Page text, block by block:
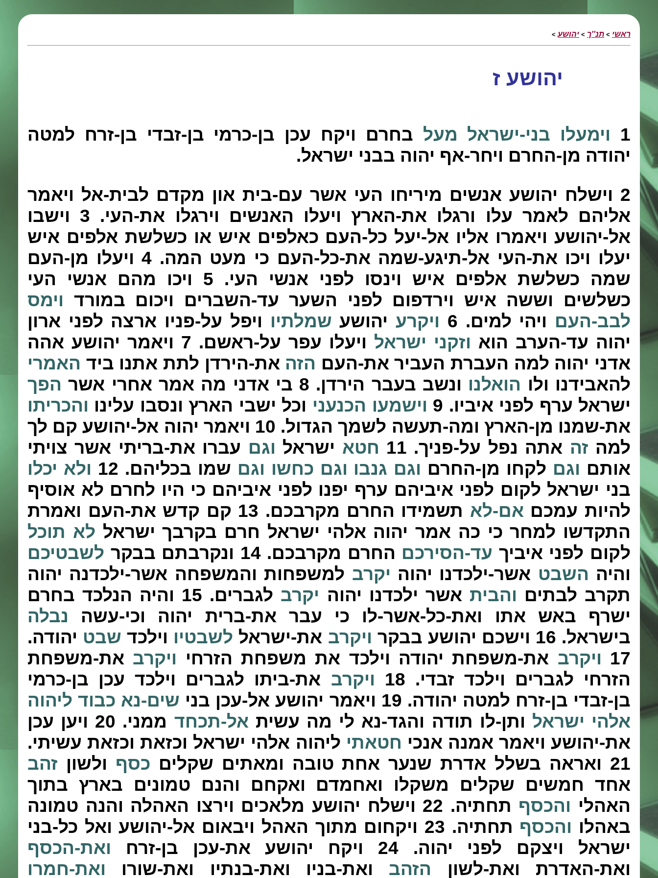
ראשי > תנ''ך > יהושע>
יהושע ז
1 וימעלו בני-ישראל מעל בחרם ויקח עכן בן-כרמי בן-זבדי בן-זרח למטה
יהודה מן-החרם ויחר-אף יהוה בבני ישראל.
2 וישלח יהושע אנשים מיריחו העי אשר עם-בית און מקדם לבית-אל ויאמר
אליהם לאמר עלו ורגלו את-הארץ ויעלו האנשים וירגלו את-העי. 3 וישבו
אל-יהושע ויאמרו אליו אל-יעל כל-העם כאלפים איש או כשלשת אלפים איש
יעלו ויכו את-העי אל-תיגע-שמה את-כל-העם כי מעט המה. 4ויעלו מן-העם
שמה כשלשת אלפים איש וינסו לפני אנשי העי. 5 ויכו מהם אנשי העי
כשלשים וששה איש וירדפום לפני השער עד-השברים ויכום במורד וימס
לבב-העם ויהי למים. 6 ויקרעיהושע שמלתיו ויפל על-פניו ארצה לפני ארון
יהוה עד-הערב הוא וזקני ישראל ויעלו עפר על-ראשם. 7 ויאמר יהושע אהה
אדני יהוה למה העברת העביר את-העם הזה את-הירדן לתת אתנו ביד האמרי
להאבידנו ולו הואלנו ונשב בעבר הירדן. 8 בי אדני מה אמר אחרי אשר הפך
ישראל ערף לפני איביו. 9 וישמעו הכנעני וכל ישבי הארץ ונסבו עלינו והכריתו
את-שמנו מן-הארץ ומה-תעשה לשמך הגדול. 10 ויאמר יהוה אל-יהושע קם לך
למה זה אתה נפל על-פניך. 11 חטא ישראל וגם עברו את-בריתי אשר צויתי
אותם וגם לקחו מן-החרם וגם גנבו וגם כחשו וגם שמו בכליהם. 12 ולא יכלו
בני ישראל לקום לפני איביהם ערף יפנו לפני איביהם כי היו לחרם לא אוסיף
להיות עמכם אם-לא תשמידו החרם מקרבכם. 13 קם קדש את-העם ואמרת
התקדשו למחר כי כה אמר יהוה אלהי ישראל חרם בקרבך ישראל לא תוכל
לקום לפני איביך עד-הסירכם החרם מקרבכם.14 ונקרבתם בבקר לשבטיכם
והיה השבט אשר-ילכדנו יהוה יקרב למשפחות והמשפחה אשר-ילכדנה יהוה
תקרב לבתים והבית אשר ילכדנו יהוה יקרב לגברים. 15 והיה הנלכד בחרם
ישרף באש אתו ואת-כל-אשר-לו כי עבר את-ברית יהוה וכי-עשה נבלה
בישראל. 16 וישכם יהושע בבקר ויקרב את-ישראל לשבטיו וילכד שבט יהודה.
17 ויקרב את-משפחת יהודה וילכד את משפחת הזרחי ויקרב את-משפחת
הזרחי לגברים וילכד זבדי. 18 ויקרב את-ביתו לגברים וילכד עכן בן-כרמי
בן-זבדי בן-זרח למטה יהודה. 19 ויאמר יהושע אל-עכן בני שים-נא כבוד ליהוה
אלהי ישראל ותן-לו תודה והגד-נא לי מה עשית אל-תכחד ממני. 20 ויען עכן
את-יהושע ויאמר אמנה אנכי חטאתי ליהוה אלהי ישראל וכזאת וכזאת עשיתי.
21 ואראה בשלל אדרת שנער אחת טובה ומאתים שקלים כסף ולשון זהב
אחד חמשים שקלים משקלו ואחמדם ואקחם והנם טמונים בארץ בתוך
האהלי והכסף תחתיה. 22 וישלח יהושע מלאכים וירצו האהלה והנה טמונה
באהלו והכסף תחתיה. 23 ויקחום מתוך האהל ויבאום אל-יהושע ואל כל-בני
ישראל ויצקם לפני יהוה.24 ויקח יהושע את-עכן בן-זרח ואת-הכסף
ואת-האדרת ואת-לשון הזהב ואת-בניו ואת-בנתיו ואת-שורו ואת-חמרו